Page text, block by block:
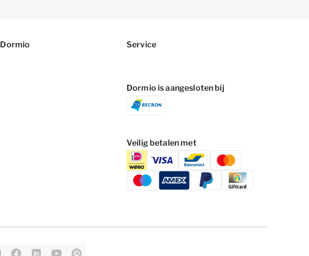
Dormio Service
Dormio is aangesloten bij
Veilig betalen met